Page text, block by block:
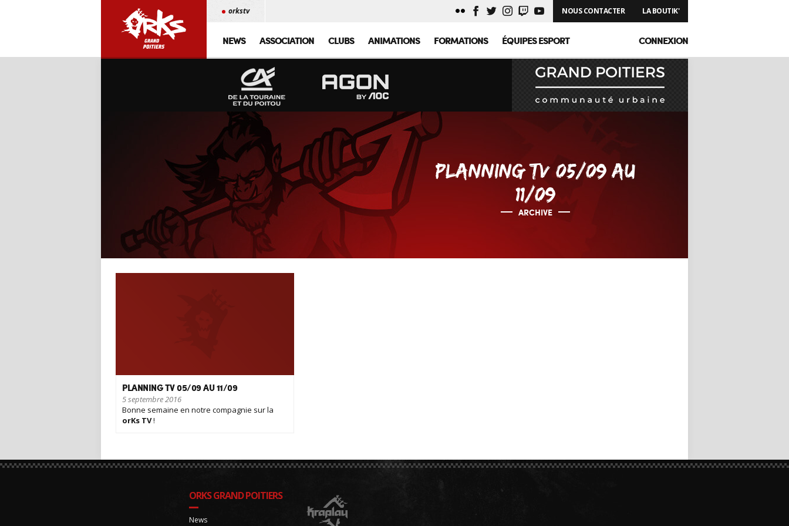
LA BOUTIK'
NOUS CONTACTER
orkstv
NEWS ASSOCIATION CLUBS ANIMATIONS FORMATIONS ÉQUIPES ESPORT CONNEXION
PLANNING TV 05/09 AU
11/09
ARCHIVE
PLANNING TV 05/09 AU 11/09
5 septembre 2016
Bonne semaine en notre compagnie sur la
orKs TV!
ORKS GRAND POITIERS
News